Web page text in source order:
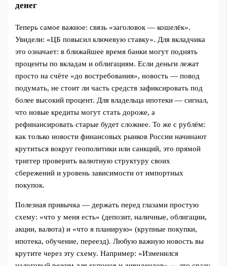
денег
Теперь самое важное: связь «заголовок — кошелёк».
Увидели: «ЦБ повысил ключевую ставку». Для вкладчика
это означает: в ближайшее время банки могут поднять
проценты по вкладам и облигациям. Если деньги лежат
просто на счёте «до востребования», новость — повод
подумать, не стоит ли часть средств зафиксировать под
более высокий процент. Для владельца ипотеки — сигнал,
что новые кредиты могут стать дороже, а
рефинансировать старые будет сложнее. То же с рублём:
как только новости финансовых рынков России начинают
крутиться вокруг геополитики или санкций, это прямой
триггер проверить валютную структуру своих
сбережений и уровень зависимости от импортных
покупок.
Полезная привычка — держать перед глазами простую
схему: «что у меня есть» (депозит, наличные, облигации,
акции, валюта) и «что я планирую» (крупные покупки,
ипотека, обучение, переезд). Любую важную новость вы
крутите через эту схему. Например: «Изменился